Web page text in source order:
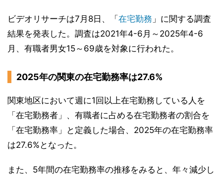
ビデオリサーチは7月8日、「 在宅勤務 」に関する調査
結果を発表した。調査は2021年4-6月～2025年4-6
月、有職者男女15～69歳を対象に行われた。
2025年の関東の在宅勤務率は27.6%
関東地区において週に1回以上在宅勤務している人を
「在宅勤務者」、有職者に占める在宅勤務者の割合を
「在宅勤務率」と定義した場合、2025年の在宅勤務率
は27.6%となった。
また、5年間の在宅勤務率の推移をみると、年々減少し